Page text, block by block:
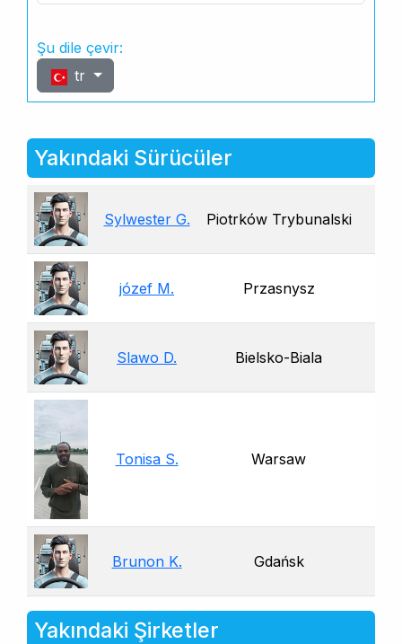
Şu dile çevir:
tr
Yakındaki Sürücüler
Sylwester G. Piotrków Trybunalski
józef M. Przasnysz
Slawo D. Bielsko-Biala
Tonisa S. Warsaw
Brunon K. Gdańsk
Yakındaki Şirketler